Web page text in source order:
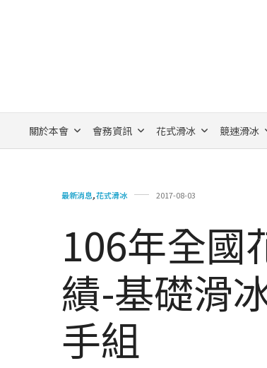
關於本會 會務資訊 花式滑冰 競速滑冰
最新消息,花式滑冰 2017-08-03
106年全國
績-基礎滑
手組